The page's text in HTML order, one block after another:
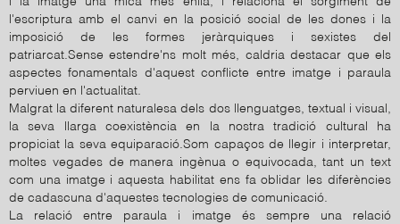
l'escriptura amb el canvi en la posició social de les dones i la
imposició de les formes jeràrquiques i sexistes del
patriarcat.Sense estendre'ns molt més, caldria destacar que els
aspectes fonamentals d'aquest conflicte entre imatge i paraula
perviuen en l'actualitat.
Malgrat la diferent naturalesa dels dos llenguatges, textual i visual,
la seva llarga coexistència en la nostra tradició cultural ha
propiciat la seva equiparació.Som capaços de llegir i interpretar,
moltes vegades de manera ingènua o equivocada, tant un text
com una imatge i aquesta habilitat ens fa oblidar les diferències
de cadascuna d'aquestes tecnologies de comunicació.
La relació entre paraula i imatge és sempre una relació